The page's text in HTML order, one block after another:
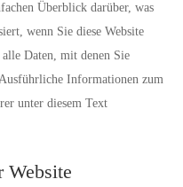
Überblick darüber, was
wenn Sie diese Website
alle Daten, mit denen Sie
Informationen zum
unter diesem Text
Website